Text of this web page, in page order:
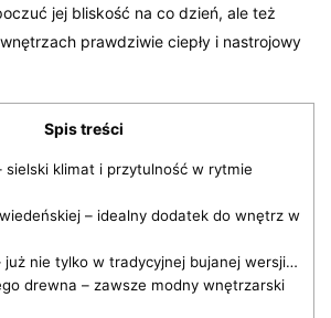
jej bliskość na co dzień, ale też
prawdziwie ciepły i nastrojowy
Spis treści
sielski klimat i przytulność w rytmie
– idealny dodatek do wnętrz w
już nie tylko w tradycyjnej bujanej wersji…
drewna – zawsze modny wnętrzarski